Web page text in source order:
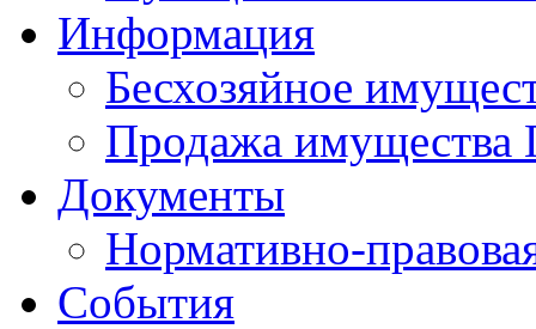
Информация
Бесхозяйное
Продажа имущества
Документы
Нормативно-
События